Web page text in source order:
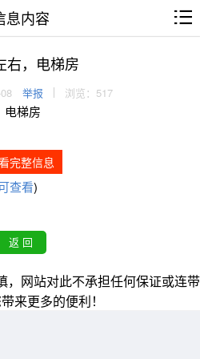
息内容
右，电梯房
举报 浏览：517
电梯房
完整信息
查看)
，网站对此不承担任何保证或连带
来更多的便利！